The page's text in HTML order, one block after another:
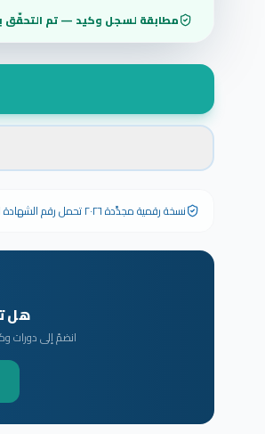
مطابقة لسجل وكيد — تم التحقّق
نسخة رقمية مجدَّدة ٢٠٢٦ تحمل رقم الشهادة الأصلي وبياناته كاملة — الشهادة الورقية الأصلية تبقى سارية المفعول.
هل
انضمّ إلى دورات